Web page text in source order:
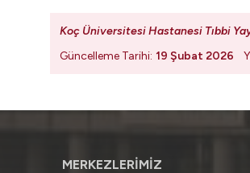
Koç Üniversitesi Hastanesi Tıbbi
Güncelleme Tarihi: 19 Şubat 2026
MERKEZLERİMİZ